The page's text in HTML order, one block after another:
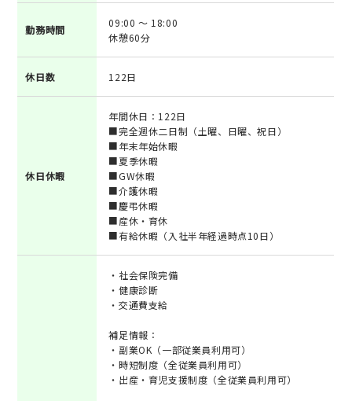
勤務時間
09:00 ～ 18:00
休憩60分
休日数 122日
休日休暇
年間休日：122日
■完全週休二日制（土曜、日曜、祝日）
■年末年始休暇
■夏季休暇
■GW休暇
■介護休暇
■慶弔休暇
■産休・育休
■有給休暇（入社半年経過時点10日）
・社会保険完備
・健康診断
・交通費支給
補足情報：
・副業OK（一部従業員利用可）
・時短制度（全従業員利用可）
・出産・育児支援制度（全従業員利用可）